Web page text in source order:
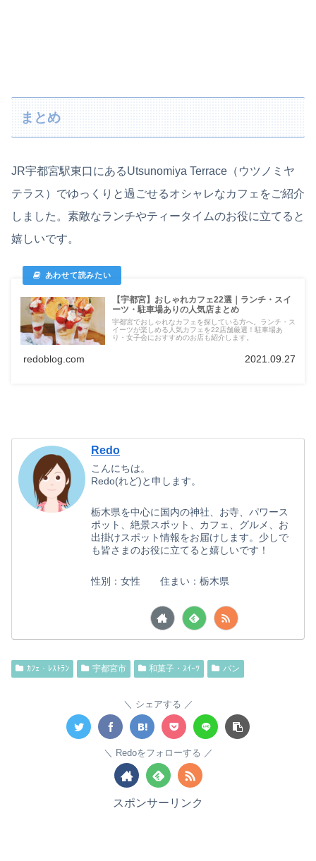
まとめ
JR宇都宮駅東口にあるUtsunomiya Terrace（ウツノミヤ
テラス）でゆっくりと過ごせるオシャレなカフェをご紹介
しました。素敵なランチやティータイムのお役に立てると
嬉しいです。
【宇都宮】おしゃれカフェ22選｜ランチ・スイ
ーツ・駐車場ありの人気店まとめ
宇都宮でおしゃれなカフェを探している方へ。ランチ・ス
イーツが楽しめる人気カフェを22店舗厳選！駐車場あ
り・女子会におすすめのお店も紹介します。
redoblog.com 2021.09.27
Redo
こんにちは。
Redo(れど)と申します。
栃木県を中心に国内の神社、お寺、パワース
ポット、絶景スポット、カフェ、グルメ、お
出掛けスポット情報をお届けします。少しで
も皆さまのお役に立てると嬉しいです！
性別：女性 住まい：栃木県
ｶﾌｪ・ﾚｽﾄﾗﾝ 宇都宮市 和菓子・ｽｲｰﾂ パン
シェアする
Redoをフォローする
スポンサーリンク